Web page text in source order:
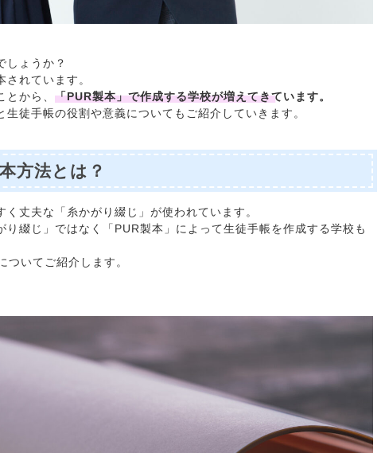
しょうか？
れています。
から、 「PUR製本」で作成する学校が増えてきています。
徒手帳の役割や意義についてもご紹介していきます。
方法とは？
丈夫な「糸かがり綴じ」が使われています。
綴じ」ではなく「PUR製本」によって生徒手帳を作成する学校も
ついてご紹介します。